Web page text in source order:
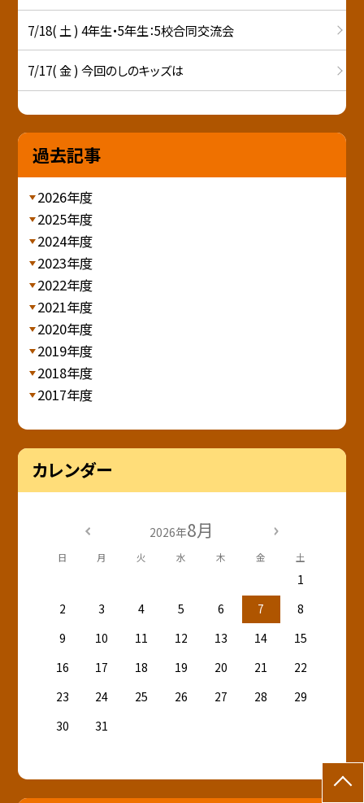
7/18( 土 ) 4年生・5年生：5校合同交流会
7/17( 金 ) 今回のしのキッズは
過去記事
2026年度
2025年度
2024年度
2023年度
2022年度
2021年度
2020年度
2019年度
2018年度
2017年度
カレンダー
2026年8月
日 月 火 水 木 金 土
1
2
3 4 5 6 7
8
9
10 11 12 13 14
15
16
17 18 19 20 21
22
23
24 25 26 27 28
29
30
31